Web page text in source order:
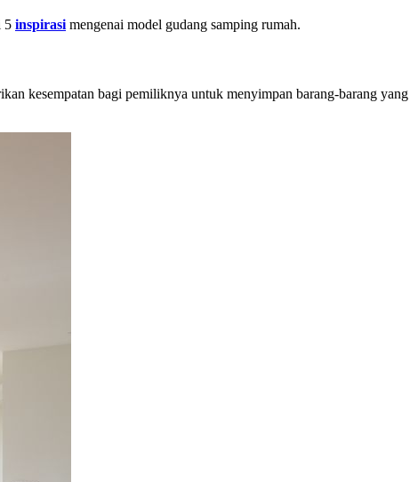
5 inspirasi mengenai model gudang samping rumah.
kesempatan bagi pemiliknya untuk menyimpan barang-barang yang